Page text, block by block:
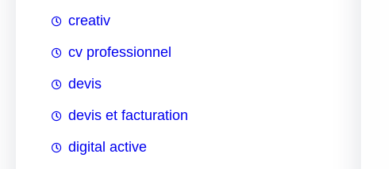
creativ
cv professionnel
devis
devis et facturation
digital active